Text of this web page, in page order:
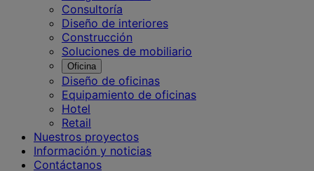
Consultoría
Diseño de interiores
Construcción
Soluciones de mobiliario
Oficina
Diseño de oficinas
Equipamiento de oficinas
Hotel
Retail
Nuestros proyectos
Información y noticias
Contáctanos